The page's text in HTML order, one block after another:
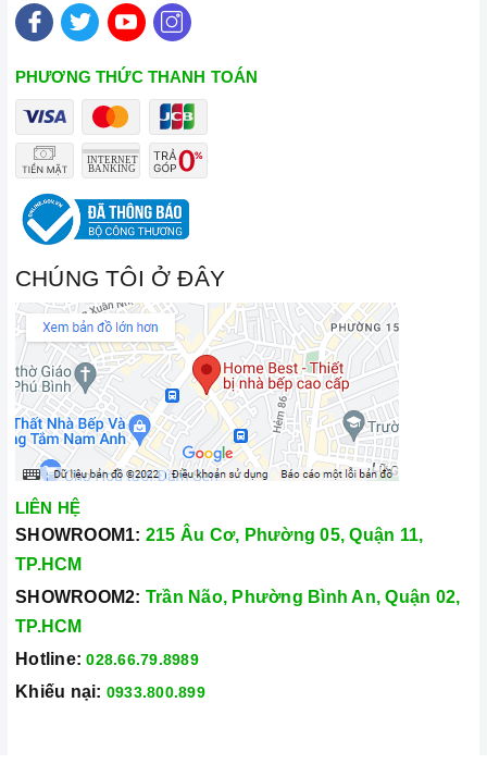
PHƯƠNG THỨC THANH TOÁN
CHÚNG TÔI Ở ĐÂY
LIÊN HỆ
SHOWROOM1: 215 Âu Cơ, Phường 05, Quận 11,
TP.HCM
SHOWROOM2: Trần Não, Phường Bình An, Quận 02,
TP.HCM
Hotline: 028.66.79.8989
Khiếu nại: 0933.800.899